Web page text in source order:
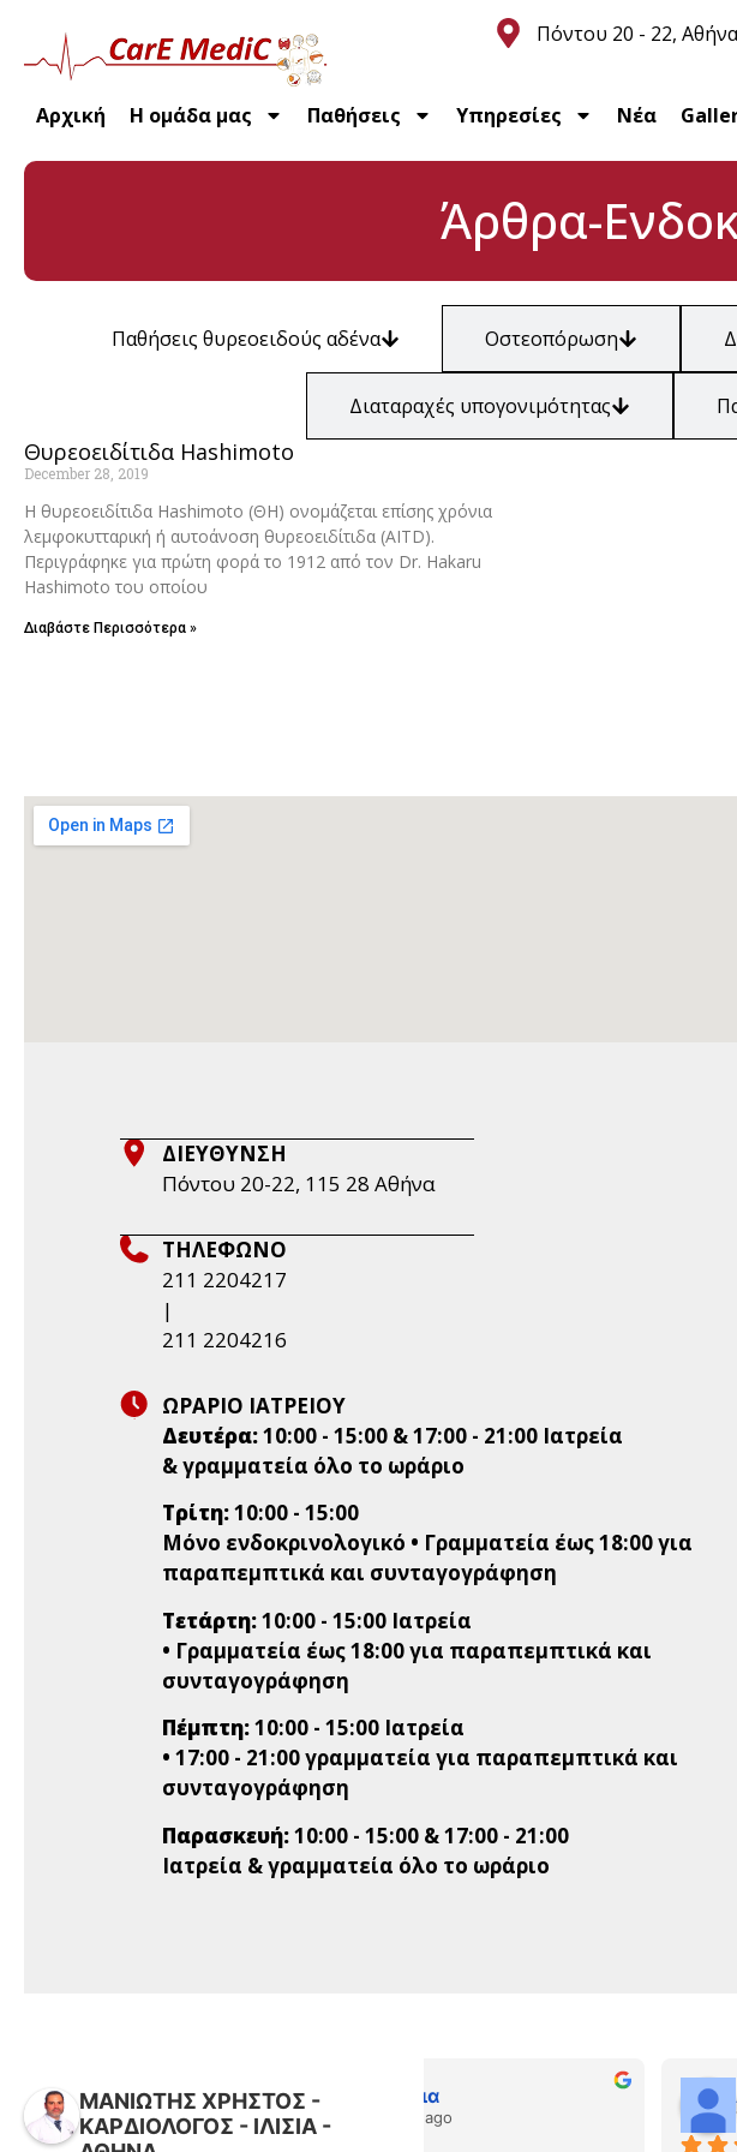
Πόντου 20 - 22,
Αρχική Η ομάδα μας Παθήσεις Υπηρεσίες Νέα
Άρθρα-
Παθήσεις θυρεοειδούς αδένα Οστεοπόρωση
Διαταραχές υπογονιμότητας
Θυρεοειδίτιδα Hashimoto
December 28, 2019
Η θυρεοειδίτιδα Hashimoto (ΘΗ) ονομάζεται επίσης χρόνια
λεμφοκυτταρική ή αυτοάνοση θυρεοειδίτιδα (AITD).
Περιγράφηκε για πρώτη φορά το 1912 από τον Dr. Hakaru
Hashimoto του οποίου
Διαβάστε Περισσότερα »
ΔΙΕΥΘΥΝΣΗ
Πόντου 20-22, 115 28 Aθήνα
ΤΗΛΕΦΩΝΟ
211 2204217
|
211 2204216
ΩΡΑΡΙΟ ΙΑΤΡΕΙΟΥ
Δευτέρα:10:00 - 15:00 & 17:00 - 21:00 Ιατρεία
& γραμματεία όλο το ωράριο
Τρίτη:10:00 - 15:00
Μόνο ενδοκρινολογικό • Γραμματεία έως 18:00 για
παραπεμπτικά και συνταγογράφηση
Τετάρτη:10:00 - 15:00 Ιατρεία
• Γραμματεία έως 18:00 για παραπεμπτικά και
συνταγογράφηση
Πέμπτη:10:00 - 15:00 Ιατρεία
• 17:00 - 21:00 γραμματεία για παραπεμπτικά και
συνταγογράφηση
Παρασκευή:10:00 - 15:00 & 17:00 - 21:00
Ιατρεία & γραμματεία όλο το ωράριο
ΜΑΝΙΩΤΗΣ ΧΡΗΣΤΟΣ -
ΚΑΡΔΙΟΛΟΓΟΣ - ΙΛΙΣΙΑ -
Athina Moraiti Livitsanos
7 months ago
Στέφανος Τριτσάρης